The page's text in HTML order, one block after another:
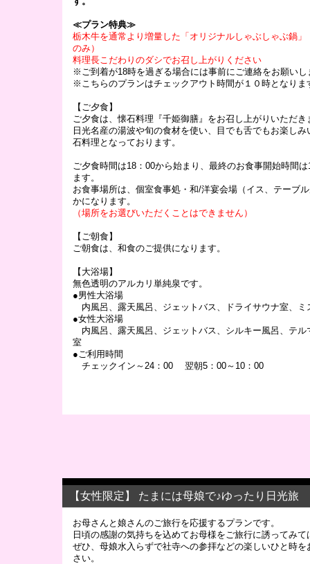
≪プラン特典≫
栃木牛を通常より増量した「オリジナルしゃぶしゃぶ鍋」
のみ）
料理長こだわりのダシでお召し上がりください
※ご到着が18時を過ぎる場合には事前にご連絡をお願いし
※こちらのプランはチェックアウト時間が１０時となりま
【ご夕食】
ご夕食は、懐石料理『千姫御膳』をお召し上がりいただき
日光名産の湯波や旬の食材を使い、目でも舌でもお楽しみ
石料理となっております。
ご夕食時間は18：00から始まり、最終のお食事開始時間
ます。
お食事場所は、個室食事処・和/洋宴会場（イス、テーブ
かになります。
（場所をお選びいただくことはできません）
【ご朝食】
ご朝食は、和食のご提供になります。
【大浴場】
無色透明のアルカリ単純泉です。
●男性大浴場
内風呂、露天風呂、ジェットバス、ドライサウナ室、ミ
●女性大浴場
内風呂、露天風呂、ジェットバス、シルキー風呂、テル
室
●ご利用時間
チェックイン～24：00 翌朝5：00～10：00
【女性限定】 たまには母娘で♪ゆったり日光旅
お母さんと娘さんのご旅行を応援するプランです。
日頃の感謝の気持ちを込めてお母様をご旅行に誘ってみて
ぜひ、母娘水入らずで社寺への参拝などの楽しいひと時を
さい。